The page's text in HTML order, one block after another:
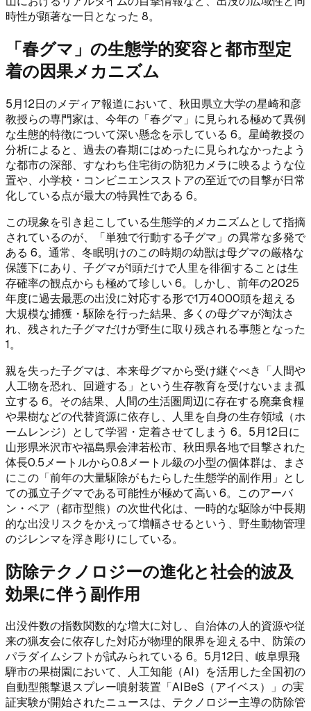
時性が顕著な一日となった 8。
「春グマ」の生態学的変容と都市型定
着の因果メカニズム
5月12日のメディア報道において、秋田県立大学の星崎和彦
教授らの専門家は、今年の「春グマ」に見られる極めて異例
な生態的特徴について深い懸念を示している 6。星崎教授の
分析によると、過去の春期にはめったに見られなかったよう
な都市の深部、すなわち住宅街の防犯カメラに映るような位
置や、小学校・コンビニエンスストアの至近での目撃が日常
化している点が最大の特異性である 6。
この現象を引き起こしている生態学的メカニズムとして指摘
されているのが、「単独で行動する子グマ」の異常な多発で
ある 6。通常、冬眠明けのこの時期の幼獣は母グマの厳格な
保護下にあり、子グマが1頭だけで人里を徘徊することは生
存確率の観点からも極めて珍しい 6。しかし、前年の2025
年度に過去最悪の出没に対応する形で1万4000頭を超える
大規模な捕獲・駆除を行った結果、多くの母グマが淘汰さ
れ、残された子グマだけが野生に取り残される事態となった
1。
親を失った子グマは、本来母グマから受け継ぐべき「人間や
人工物を恐れ、回避する」という生存教育を受けないまま孤
立する 6。その結果、人間の生活圏周辺に存在する廃棄食糧
や果樹などの代替資源に依存し、人里を自身の生存領域（ホ
ームレンジ）として学習・定着させてしまう 6。5月12日に
山形県米沢市や福島県会津若松市、秋田県各地で目撃された
体長0.5メートルから0.8メートル級の小型の個体群は、まさ
にこの「前年の大量駆除がもたらした生態学的副作用」とし
ての孤立子グマである可能性が極めて高い 6。このアーバ
ン・ベア（都市型熊）の次世代化は、一時的な駆除が中長期
的な出没リスクをかえって増幅させるという、野生動物管理
のジレンマを浮き彫りにしている。
防除テクノロジーの進化と社会的波及
効果に伴う副作用
出没件数の指数関数的な増大に対し、自治体の人的資源や従
来の猟友会に依存した対応が物理的限界を迎える中、防策の
パラダイムシフトが試みられている 6。5月12日、岐阜県飛
騨市の果樹園において、人工知能（AI）を活用した全国初の
自動型熊撃退スプレー噴射装置「AIBeS（アイベス）」の実
証実験が開始されたニュースは、テクノロジー主導の防除管